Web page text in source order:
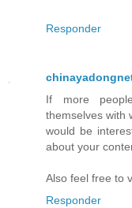
Responder
If more
themselves with
would be
about your
Also feel free to
Responder